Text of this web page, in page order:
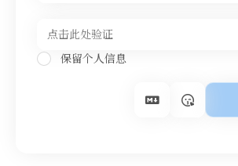
保留个人信息